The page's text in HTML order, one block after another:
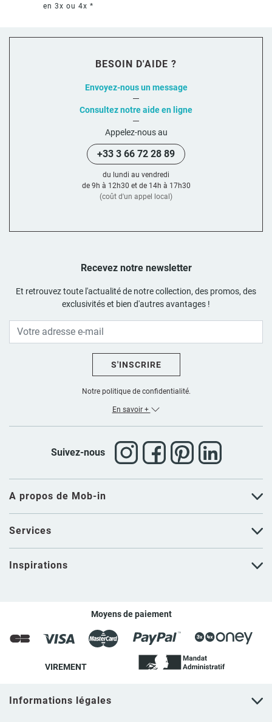
en 3x ou 4x *
A propos de Mob-in
Services
Inspirations
Recevez notre newsletter
Et retrouvez toute l'actualité de notre collection, des promos, des
exclusivités et bien d'autres avantages !
S'INSCRIRE
Notre politique de confidentialité.
En savoir +
Suivez-nous
BESOIN D'AIDE ?
Envoyez-nous un message
Consultez notre aide en ligne
Appelez-nous au
+33 3 66 72 28 89
du lundi au vendredi
de 9h à 12h30 et de 14h à 17h30
(coût d'un appel local)
Moyens de paiement
VIREMENT
Informations légales